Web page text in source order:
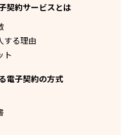
契約サービスとは
する理由
ト
電子契約の方式